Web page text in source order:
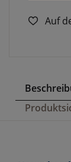
Auf